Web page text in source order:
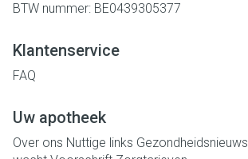
BTW nummer: BE0439305377
Klantenservice
FAQ
Uw apotheek
Over ons Nuttige links Gezondheidsnieuws